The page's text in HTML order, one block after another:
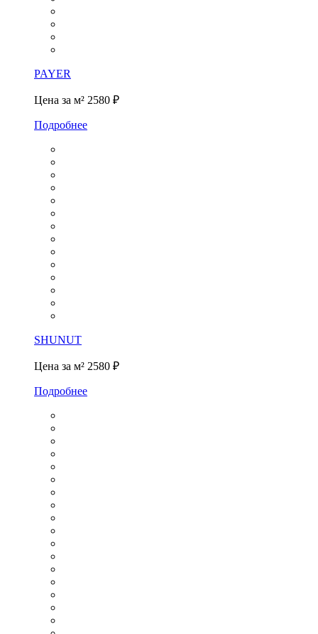
PAYER
Цена за м² 2580 ₽
Подробнее
SHUNUT
Цена за м² 2580 ₽
Подробнее